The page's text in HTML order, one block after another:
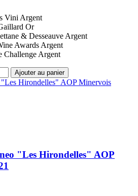
Ajouter au panier
"Les Hirondelles" AOP